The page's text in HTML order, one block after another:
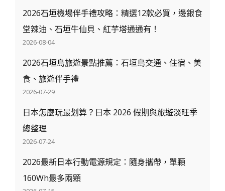
2026石垣機場伴手禮攻略：精選12款必買，邊銀食
堂辣油、石垣牛仙貝、紅芋塔通通有！
2026-08-04
2026石垣島旅遊景點推薦：石垣島交通、住宿、美
食、旅遊伴手禮
2026-07-29
日本怎麼玩最划算？日本 2026 假期與旅遊淡旺季
總整理
2026-07-24
2026最新日本行動電源規定：隨身攜帶，單顆
160Wh最多兩顆